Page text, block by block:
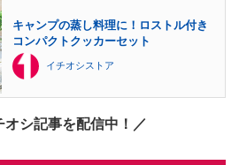
キャンプの蒸し料理に！ロストル付き
コンパクトクッカーセット
イチオシストア
オシ記事を配信中！／